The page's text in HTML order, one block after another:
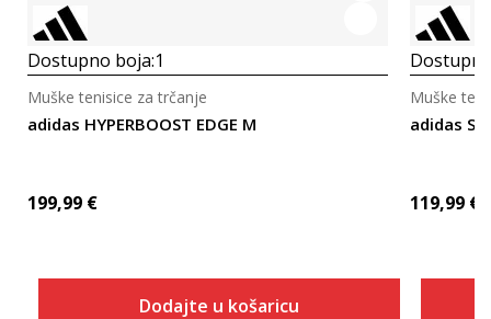
Dostupno boja:1
adidas HYPERBOOST EDGE M
Muške tenisice za trčanje
199,99 €
Dodajte u košaricu
adidas
Muške
119,99 €